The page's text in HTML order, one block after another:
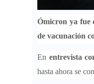
Ómicron ya fue
de vacunación
En entrevista
hasta ahora se